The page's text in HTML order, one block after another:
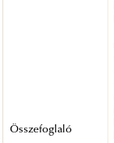
Összefoglaló